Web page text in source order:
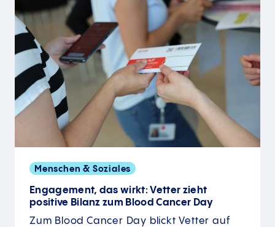
Menschen & Soziales
Engagement, das wirkt: Vetter zieht
positive Bilanz zum Blood Cancer Day
Zum Blood Cancer Day blickt Vetter auf